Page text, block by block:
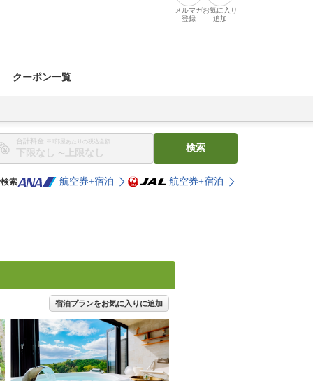
メルマガ
登録
お気に入り
追加
クーポン一覧
合計料金 ※1部屋あたりの税込金額
〜
検索
索 航空券+宿泊 航空券+宿泊
宿泊プランをお気に入りに追加